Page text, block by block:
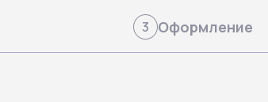
3 Оформление